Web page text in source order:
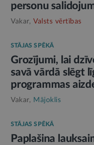
personu
Vakar, Valsts vērtības
STĀJAS SPĒKĀ
Grozījumi, lai
savā vārdā slēgt
programmas
Vakar, Mājoklis
STĀJAS SPĒKĀ
Paplašina